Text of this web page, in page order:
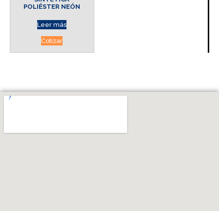
POLIÉSTER NEÓN
Leer más
Cotizar